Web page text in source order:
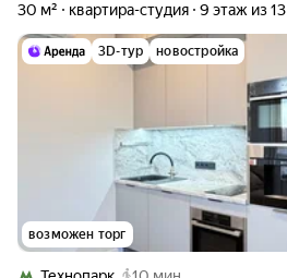
30 м²
квартира-студия 9 этаж из 13
3D-тур новостройка
возможен торг